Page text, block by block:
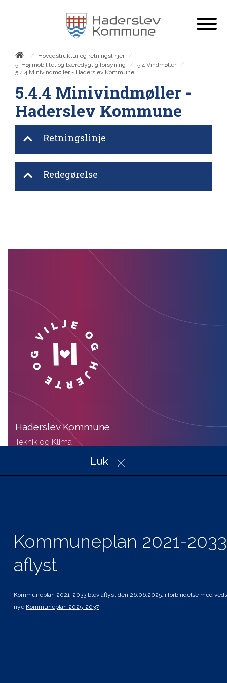
/ Hovedstruktur og retningslinjer
/
5. Høj mobilitet og bæredygtig forsyning
/ 5.4 Vindmøller
/
5.4.4 Minivindmøller - Haderslev Kommune
5.4.4 Minivindmøller -
Haderslev Kommune
Retningslinje
Redegørelse
Luk
Kommuneplan 2021-
aflyst
Kommuneplan 2021-2033 blev aflyst den 26.06.2025, i forbindelse med
nye Kommuneplan 2025-2037
Haderslev Kommune
Teknik og Klima
Christian X’s Vej 39, Indgang A
Genveje
Planer i høring
Andre planer og strategier